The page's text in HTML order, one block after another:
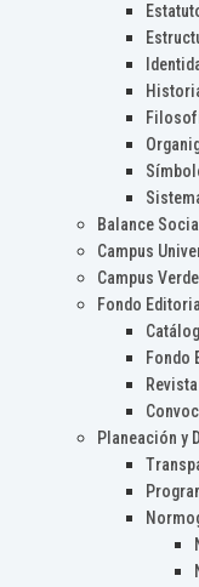
Balance Social
Campus
Campus Verde
Fondo Editorial
Fondo
Planeación y